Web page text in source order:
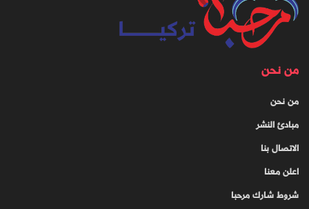
من نحن
من نحن
مبادئ النشر
الاتصال بنا
اعلن معنا
شروط شارك مرحبا